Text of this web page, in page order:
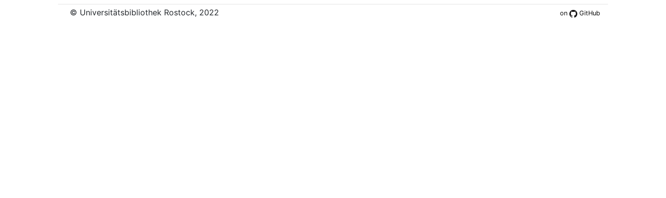
on GitHub
© Universitätsbibliothek Rostock, 2022